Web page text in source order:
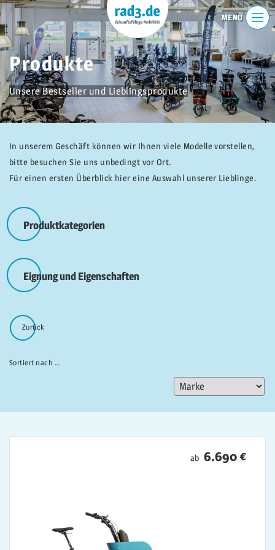
Produkte
Unsere Bestseller und Lieblingsprodukte
In unserem Geschäft können wir Ihnen viele Modelle vorstellen,
bitte besuchen Sie uns unbedingt vor Ort.
Für einen ersten Überblick hier eine Auswahl unserer Lieblinge.
Produktkategorien
Eignung und Eigenschaften
Zurück
Sortiert nach ...
ab 6.690 €